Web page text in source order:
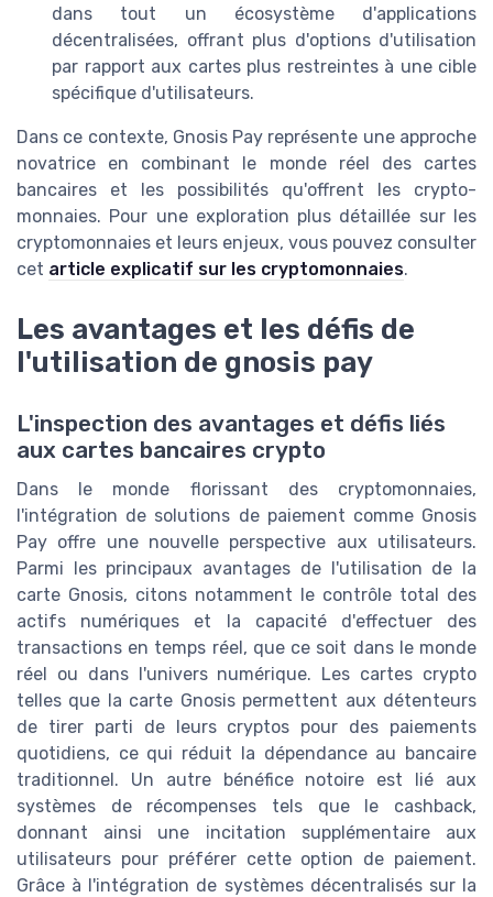
dans tout un écosystème d'applications
décentralisées, offrant plus d'options d'utilisation
par rapport aux cartes plus restreintes à une cible
spécifique d'utilisateurs.
Dans ce contexte, Gnosis Pay représente une approche
novatrice en combinant le monde réel des cartes
bancaires et les possibilités qu'offrent les crypto-
monnaies. Pour une exploration plus détaillée sur les
cryptomonnaies et leurs enjeux, vous pouvez consulter
cet article explicatif sur les cryptomonnaies.
Les avantages et les défis de
l'utilisation de gnosis pay
L'inspection des avantages et défis liés
aux cartes bancaires crypto
Dans le monde florissant des cryptomonnaies,
l'intégration de solutions de paiement comme Gnosis
Pay offre une nouvelle perspective aux utilisateurs.
Parmi les principaux avantages de l'utilisation de la
carte Gnosis, citons notamment le contrôle total des
actifs numériques et la capacité d'effectuer des
transactions en temps réel, que ce soit dans le monde
réel ou dans l'univers numérique. Les cartes crypto
telles que la carte Gnosis permettent aux détenteurs
de tirer parti de leurs cryptos pour des paiements
quotidiens, ce qui réduit la dépendance au bancaire
traditionnel. Un autre bénéfice notoire est lié aux
systèmes de récompenses tels que le cashback,
donnant ainsi une incitation supplémentaire aux
utilisateurs pour préférer cette option de paiement.
Grâce à l'intégration de systèmes décentralisés sur la